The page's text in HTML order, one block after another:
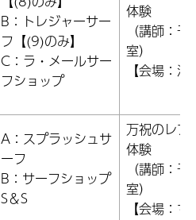
B：トレジャーサー
フ【(9)のみ】
C：ラ・メールサー
フショップ
体験
（講師：
室）
【会場：
A：スプラッシュサ
ーフ
B：サーフショップ
S＆S
万祝のレプ
体験
（講師：
室）
【会場：